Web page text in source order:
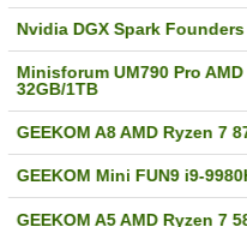
Nvidia DGX Spark
Minisforum UM790 Pro
32GB/1TB
GEEKOM A8 AMD Ryzen 7
GEEKOM Mini FUN9 i9-
GEEKOM A5 AMD Ryzen 7